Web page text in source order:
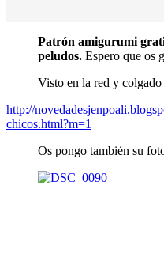
Patrón amigurumi
peludos. Espero que os
Visto en la red y
http://
chicos.html?m=1
Os pongo también su